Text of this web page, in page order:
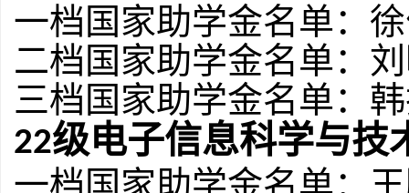
一档国家助学金名单：
二档国家助学金名单：
三档国家助学金名单：
22级电子信息科学与技
一档国家助学金名单：